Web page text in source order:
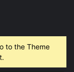
to the Theme